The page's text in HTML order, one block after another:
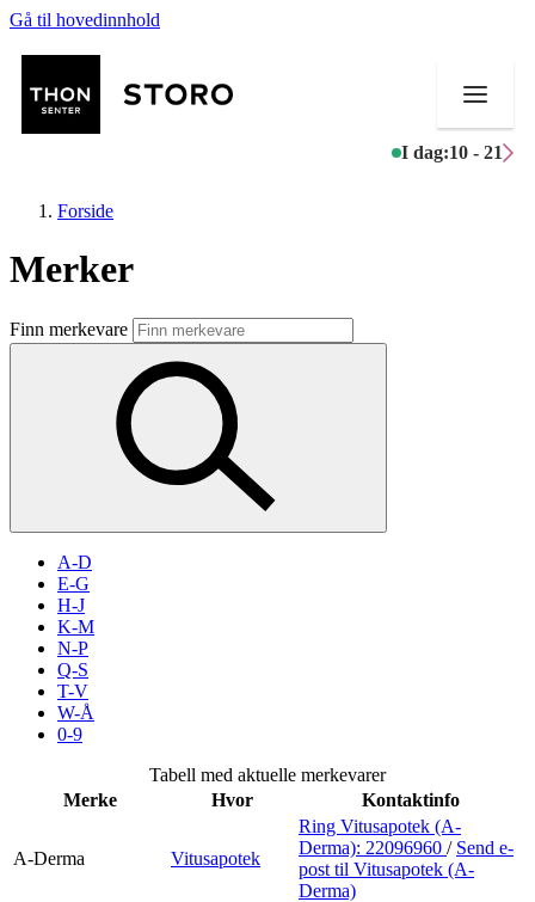
Gå til hovedinnhold
I dag:10 - 21
Butikker
Mat og drikke
Aktiviteter
Merker
Inspirasjon
Søk
Åpningstider
Praktisk informasjon
Forside
Merker
Finn merkevare
A-D
E-G
H-J
K-M
N-P
Q-S
T-V
W-Å
0-9
Tabell med aktuelle merkevarer
Merke
Hvor Kontaktinfo
A-Derma Vitusapotek
Ring Vitusapotek (A-
Derma): 22096960 / Send e-
post til Vitusapotek (A-
Derma)